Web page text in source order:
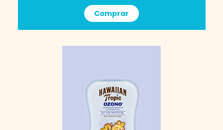
Comprar